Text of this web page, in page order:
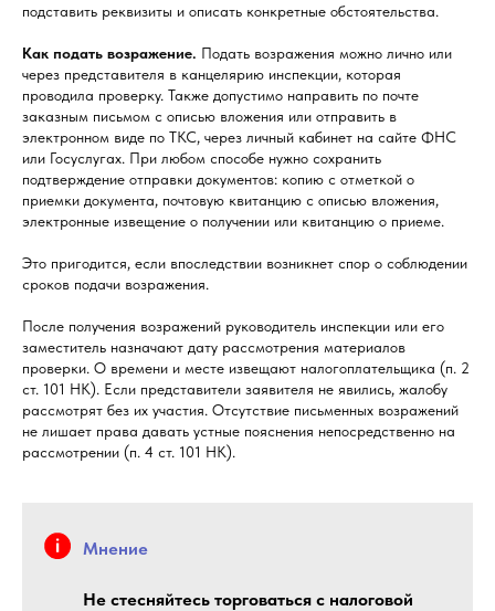
подставить реквизиты и описать конкретные обстоятельства.
Как подать возражение. Подать возражения можно лично или
через представителя в канцелярию инспекции, которая
проводила проверку. Также допустимо направить по почте
заказным письмом с описью вложения или отправить в
электронном виде по ТКС, через личный кабинет на сайте ФНС
или Госуслугах. При любом способе нужно сохранить
подтверждение отправки документов: копию с отметкой о
приемки документа, почтовую квитанцию с описью вложения,
электронные извещение о получении или квитанцию о приеме.
Это пригодится, если впоследствии возникнет спор о соблюдении
сроков подачи возражения.
После получения возражений руководитель инспекции или его
заместитель назначают дату рассмотрения материалов
проверки. О времени и месте извещают налогоплательщика (п. 2
ст. 101 НК). Если представители заявителя не явились, жалобу
рассмотрят без их участия. Отсутствие письменных возражений
не лишает права давать устные пояснения непосредственно на
рассмотрении (п. 4 ст. 101 НК).
Мнение
Не стесняйтесь торговаться с налоговой